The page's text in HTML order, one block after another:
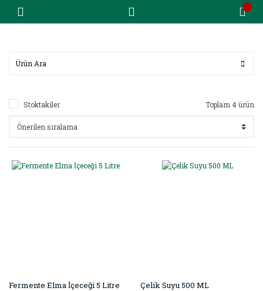
Stoktakiler Toplam 4 ürün
Fermente Elma İçeceği 5 Litre Çelik Suyu 500 ML